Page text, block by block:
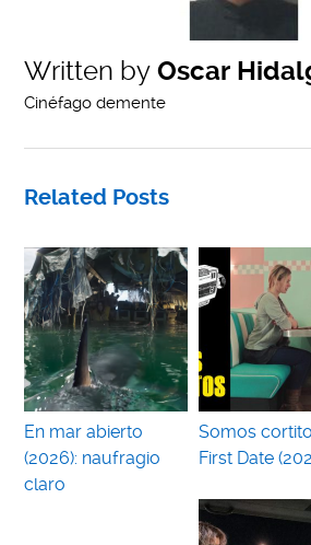
Written by Oscar
Cinéfago demente
Related Posts
En mar abierto
(2026): naufragio
claro
Somos
First Date